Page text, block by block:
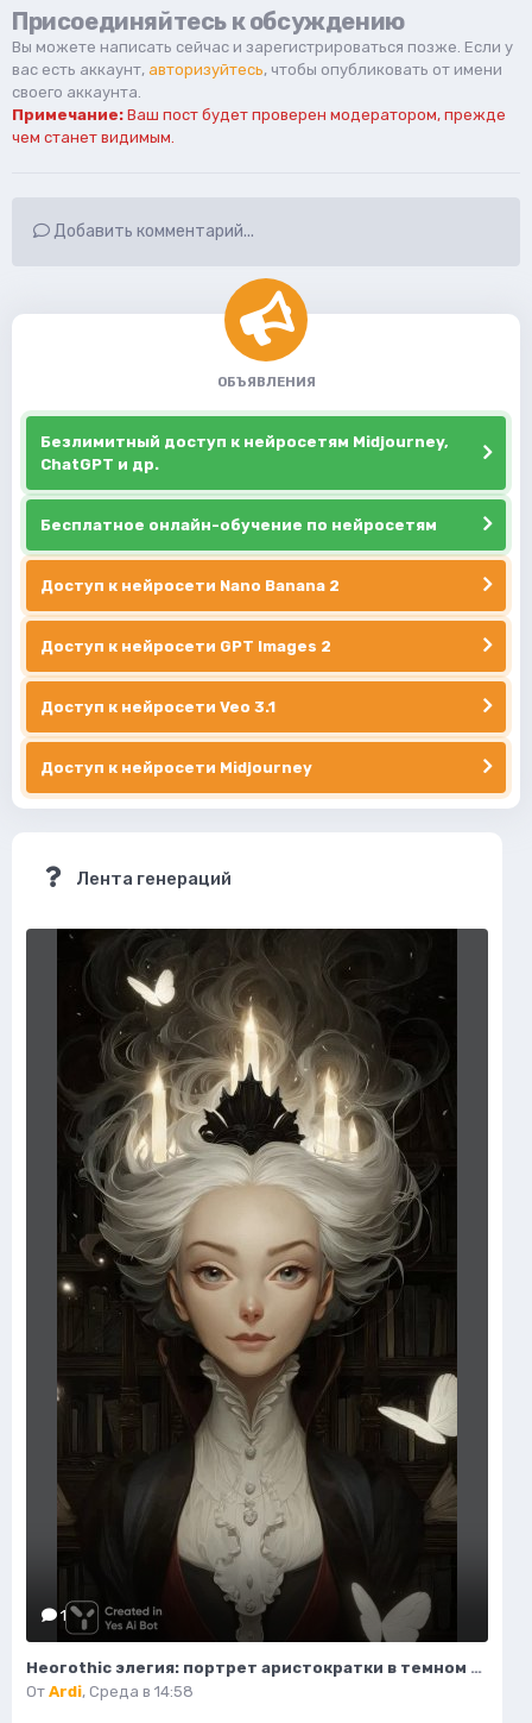
Присоединяйтесь к обсуждению
Вы можете написать сейчас и зарегистрироваться позже. Если у
вас есть аккаунт, авторизуйтесь, чтобы опубликовать от имени
своего аккаунта.
Примечание: Ваш пост будет проверен модератором, прежде
чем станет видимым.
Добавить комментарий...
ОБЪЯВЛЕНИЯ
Безлимитный доступ к нейросетям Midjourney,
ChatGPT и др.
Бесплатное онлайн-обучение по нейросетям
Доступ к нейросети Nano Banana 2
Доступ к нейросети GPT Images 2
Доступ к нейросети Veo 3.1
Доступ к нейросети Midjourney
Лента генераций
1
Неогothic элегия: портрет аристократки в темном величии библиотеки. Картинка из нейронной сети Миджорни
От Ardi, Среда в 14:58